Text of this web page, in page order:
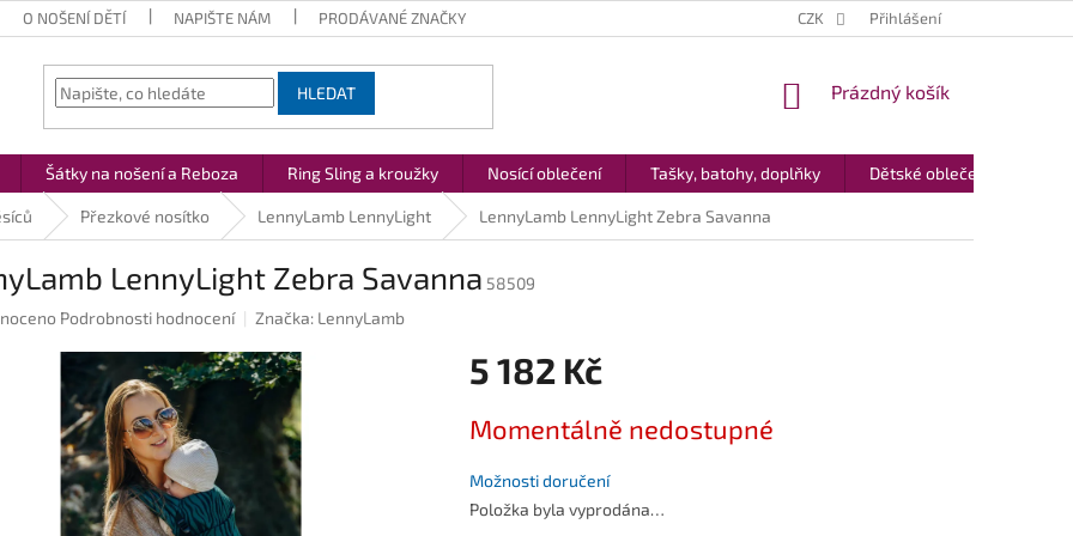
O NOŠENÍ DĚTÍ NAPIŠTE NÁM PRODÁVANÉ ZNAČKY CZK Přihlášení
HLEDAT
NÁKUPNÍ
Prázdný košík
Šátky na nošení a Reboza Ring Sling a kroužky Nosící oblečení Tašky, batohy, doplňky Dětské oblečení
Přezkové nosítko LennyLamb LennyLight LennyLamb LennyLight Zebra Savanna
LennyLight Zebra Savanna 58509
Podrobnosti hodnocení Značka: LennyLamb
5 182 Kč
cena:
Momentálně nedostupné
Možnosti doručení
Položka byla vyprodána…